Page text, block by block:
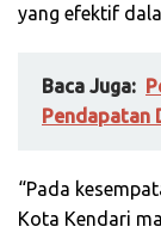
yang efektif
Baca Juga:
Pendapatan
“Pada
Kota Kendari